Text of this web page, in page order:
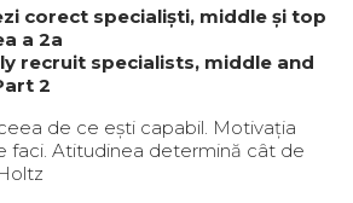
corect specialiști, middle și top
a 2a
recruit specialists, middle and
2
de ce ești capabil. Motivația
faci. Atitudinea determină cât de